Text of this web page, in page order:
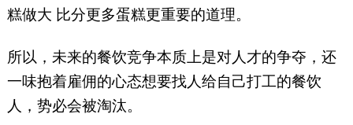
糕做大 比分更多蛋糕更重要的道理。
所以，未来的餐饮竞争本质上是对人才的争夺，还
一味抱着雇佣的心态想要找人给自己打工的餐饮
人，势必会被淘汰。